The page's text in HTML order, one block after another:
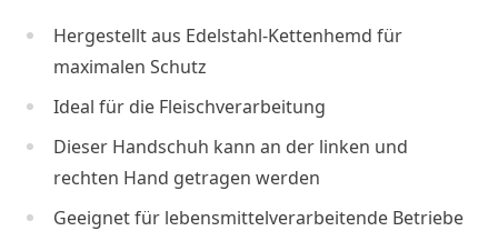
Hergestellt aus Edelstahl-Kettenhemd für
maximalen Schutz
Ideal für die Fleischverarbeitung
Dieser Handschuh kann an der linken und
rechten Hand getragen werden
Geeignet für lebensmittelverarbeitende Betriebe